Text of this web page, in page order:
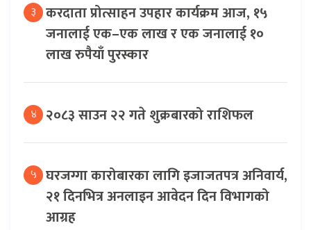
३ करदाता प्रोत्साहन उपहार कार्यक्रम आज, १५
जनालाई एक–एक लाख र एक जनालाई १०
लाख रुपैयाँ पुरस्कार
४ २०८३ साउन २२ गते शुक्रबारको राशिफल
५ घरजग्गा कारोबारका लागि इजाजतपत्र अनिवार्य,
२१ दिनभित्र अनलाइन आवेदन दिन विभागको
आग्रह